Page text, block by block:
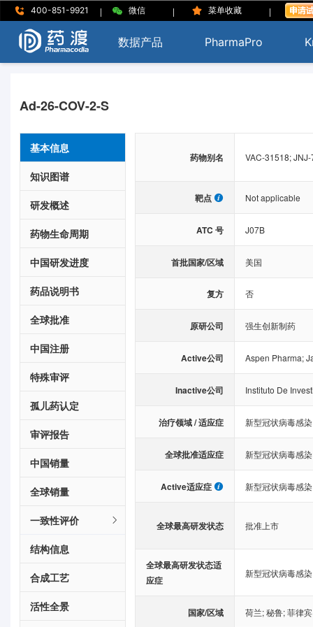
400-851-9921 | 微信 | 菜单收藏 |
数据产品 PharmaPro
Ad-26-COV-2-S
基本信息
知识图谱
研发概述
药物生命周期
中国研发进度
药品说明书
全球批准
中国注册
特殊审评
孤儿药认定
审评报告
中国销量
全球销量
一致性评价
结构信息
合成工艺
活性全景
药物别名 VAC-31518;
靶点 Not applicable
ATC 号 J07B
首批国家/区域 美国
复方 否
原研公司 强生创新制药
Active公司 Aspen Pharma;
Inactive公司 Instituto De
治疗领域 / 适应症 新型冠状病毒感染
全球批准适应症 新型冠状病毒感染
Active适应症 新型冠状病毒感染
全球最高研发状态 批准上市
全球最高研发状态适
应症
新型冠状病毒感染
国家/区域 荷兰;秘鲁;菲律宾